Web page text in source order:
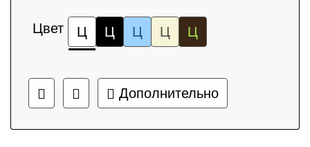
Цвет Ц Ц Ц Ц Ц
Дополнительно